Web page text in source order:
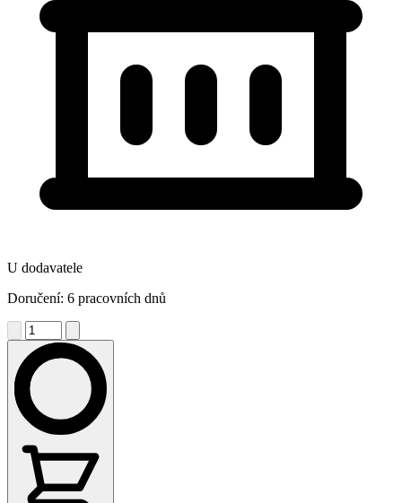
U dodavatele
Doručení: 6 pracovních dnů